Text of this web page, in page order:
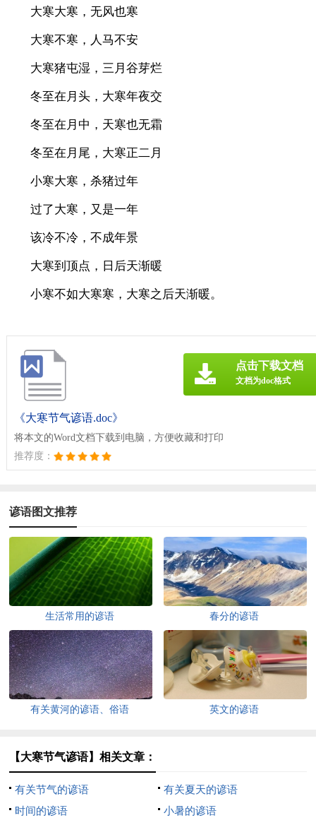
大寒大寒，无风也寒
大寒不寒，人马不安
大寒猪屯湿，三月谷芽烂
冬至在月头，大寒年夜交
冬至在月中，天寒也无霜
冬至在月尾，大寒正二月
小寒大寒，杀猪过年
过了大寒，又是一年
该冷不冷，不成年景
大寒到顶点，日后天渐暖
小寒不如大寒寒，大寒之后天渐暖。
《大寒节气谚语.doc》
将本文的Word文档下载到电脑，方便收藏和打印
推荐度：
点击下载文档
文档为doc格式
谚语图文推荐
生活常用的谚语 春分的谚语
有关黄河的谚语、俗语 英文的谚语
【大寒节气谚语】相关文章：
有关节气的谚语
有关夏天的谚语
时间的谚语
小暑的谚语